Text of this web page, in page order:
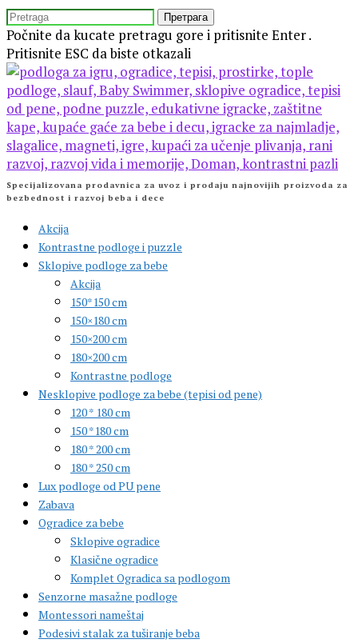
Preskočite
isecanje
TRAŽITE
Počnite da kucate pretragu gore i pritisnite Enter .
Pritisnite ESC da biste otkazali
Specijalizovana prodavnica za uvoz i prodaju najnovijih proizvoda za
bezbednost i razvoj beba i dece
Akcija
Kontrastne podloge i puzzle
Sklopive podloge za bebe
Akcija
150*150 cm
150×180 cm
150×200 cm
180×200 cm
Kontrastne podloge
Nesklopive podloge za bebe (tepisi od pene)
120 * 180 cm
150 *180 cm
180 * 200 cm
180 * 250 cm
Lux podloge od PU pene
Zabava
Ogradice za bebe
Sklopive ogradice
Klasične ogradice
Komplet Ogradica sa podlogom
Senzorne masažne podloge
Montessori nameštaj
Podesivi stalak za tuširanje beba